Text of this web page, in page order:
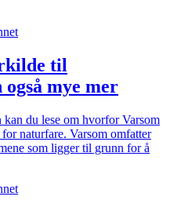
til
mye mer
du lese om hvorfor Varsom
naturfare. Varsom omfatter
som ligger til grunn for å